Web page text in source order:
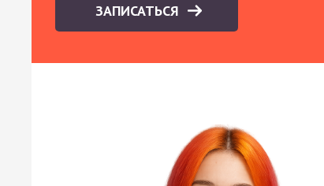
ЗАПИСАТЬСЯ